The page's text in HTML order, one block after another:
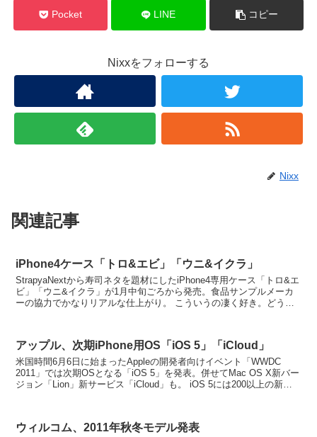
Pocket LINE コピー
Nixxをフォローする
Nixx
関連記事
iPhone4ケース「トロ&エビ」「ウニ&イクラ」
StrapyaNextから寿司ネタを題材にしたiPhone4専用ケース「トロ&エ
ビ」「ウニ&イクラ」が1月中旬ごろから発売。食品サンプルメーカ
ーの協力でかなりリアルな仕上がり。 こういうの凄く好き。どうみ
アップル、次期iPhone用OS「iOS 5」「iCloud」
米国時間6月6日に始まったAppleの開発者向けイベント「WWDC
2011」では次期OSとなる「iOS 5」を発表。併せてMac OS X新バー
ジョン「Lion」新サービス「iCloud」も。 iOS 5には200以上の新機
ウィルコム、2011年秋冬モデル発表